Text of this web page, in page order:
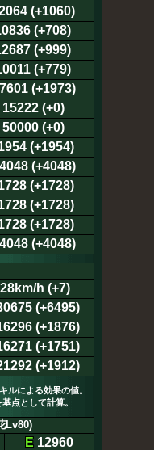
(+1060)
(+708)
(+999)
(+779)
(+1973)
(+0)
(+0)
(+1954)
(+4048)
(+1728)
(+1728)
(+1728)
(+4048)
h (+7)
(+6495)
(+1876)
(+1751)
(+1912)
ルによる効果の値。
点として計算。
Lv80)
E 12960